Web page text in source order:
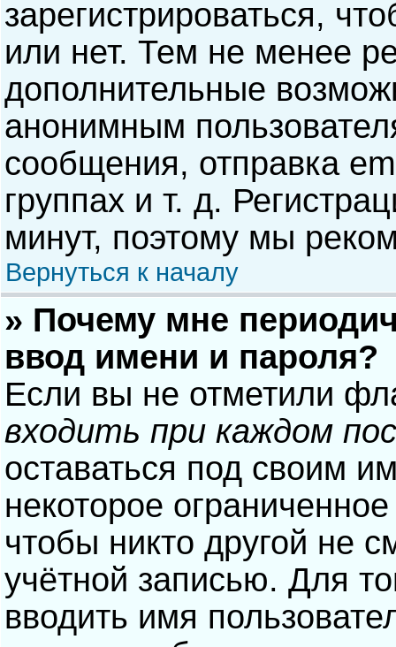
зарегистрироваться,
или нет. Тем не менее
дополнительные
анонимным
сообщения, отправка
группах и т. д.
минут, поэтому мы
Вернуться к началу
» Почему мне
ввод имени и пароля?
Если вы не отметили
входить при каждом
оставаться под своим
некоторое
чтобы никто другой не
учётной записью. Для
вводить имя